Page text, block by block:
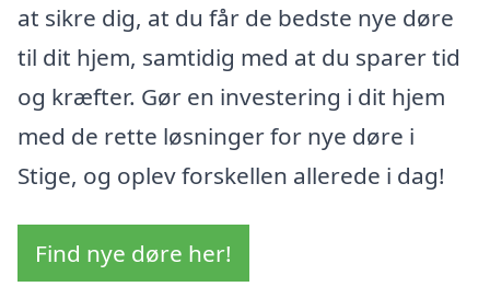
at sikre dig, at du får de bedste nye døre
til dit hjem, samtidig med at du sparer tid
og kræfter. Gør en investering i dit hjem
med de rette løsninger for nye døre i
Stige, og oplev forskellen allerede i dag!
Find nye døre her!